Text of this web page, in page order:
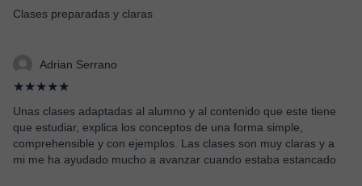
Clases preparadas y claras
Adrian Serrano
★★★★★
Unas clases adaptadas al alumno y al contenido que este tiene
que estudiar, explica los conceptos de una forma simple,
comprehensible y con ejemplos. Las clases son muy claras y a
mi me ha ayudado mucho a avanzar cuando estaba estancado